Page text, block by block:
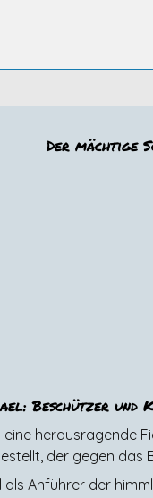
Der mächtige
Beschützer und
eine herausragende
der gegen das
als Anführer der